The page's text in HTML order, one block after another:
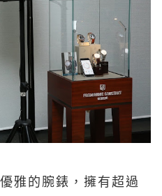
雅的腕錶，擁有超過